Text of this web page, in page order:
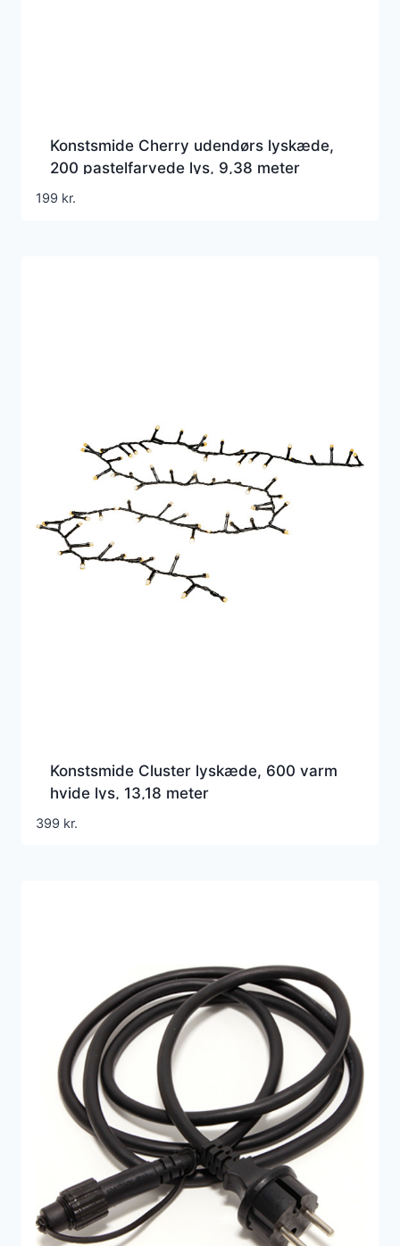
Konstsmide Cherry udendørs lyskæde,
200 pastelfarvede lys, 9,38 meter
199 kr.
Konstsmide Cluster lyskæde, 600 varm
hvide lys, 13,18 meter
399 kr.